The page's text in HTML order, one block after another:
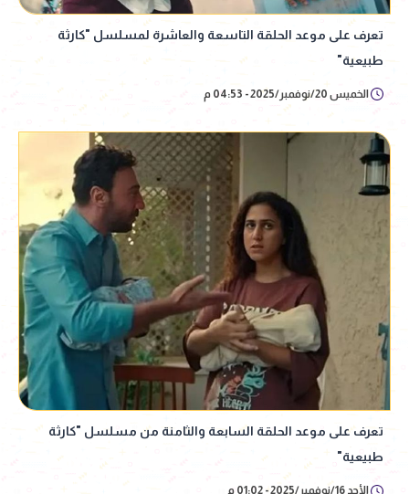
تعرف على موعد الحلقة التاسعة والعاشرة لمسلسل "كارثة
طبيعية"
الخميس 20/نوفمبر/2025 - 04:53 م
تعرف على موعد الحلقة السابعة والثامنة من مسلسل "كارثة
طبيعية"
الأحد 16/نوفمبر/2025 - 01:02 م